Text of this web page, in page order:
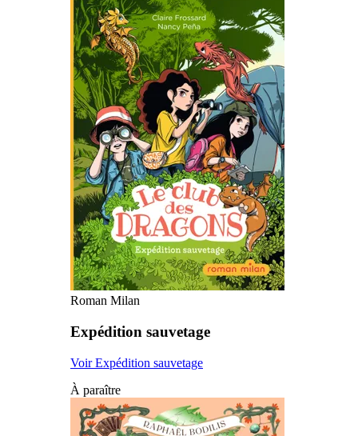
Roman Milan
Expédition sauvetage
Voir Expédition sauvetage
À paraître